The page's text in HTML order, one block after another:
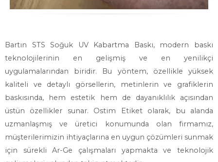
Bartın STS Soğuk UV Kabartma Baskı, modern baskı
teknolojilerinin en gelişmiş ve en yenilikçi
uygulamalarından biridir. Bu yöntem, özellikle yüksek
kaliteli ve detaylı görsellerin, metinlerin ve grafiklerin
baskısında, hem estetik hem de dayanıklılık açısından
üstün özellikler sunar. Ostim Etiket olarak, bu alanda
uzmanlaşmış ve üretici konumunda olan firmamız,
müşterilerimizin ihtiyaçlarına en uygun çözümleri sunmak
için sürekli Ar-Ge çalışmaları yapmakta ve teknolojik